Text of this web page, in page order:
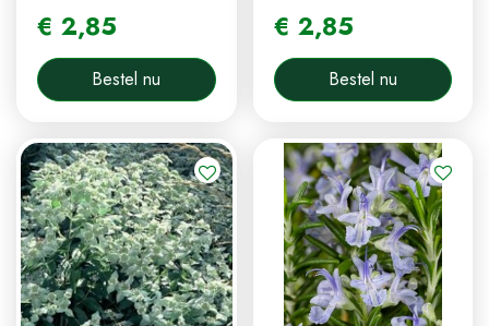
€ 2,85
Bestel nu
€ 2,85
Bestel nu